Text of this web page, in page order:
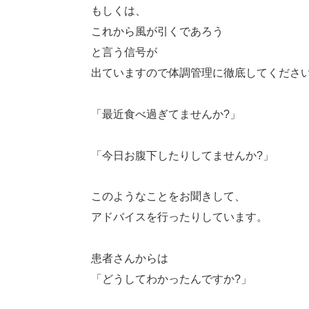
もしくは、
これから風が引くであろう
と言う信号が
出ていますので体調管理に徹底してくださ
「最近食べ過ぎてませんか?」
「今日お腹下したりしてませんか?」
このようなことをお聞きして、
アドバイスを行ったりしています。
患者さんからは
「どうしてわかったんですか?」